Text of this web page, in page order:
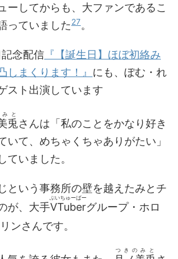
ーしてからも、大ファンであるこ
っていました27。
念配信 『【誕生日】ほぼ初絡み
しまくります！』 にも、ぽむ・れ
スト出演しています
兎
と
さんは「私のことをかなり好き
いて、めちゃくちゃありがたい」
ていました。
という事務所の壁を越えたみとチ
が、大手VTuber
ぶいちゅーばー
グループ・ホロ
ンさんです。
つきのみと